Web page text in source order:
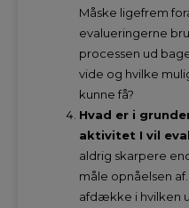
Måske ligefrem
evalueringerne
processen ud
vide og hvilke
kunne få?
Hvad er i
aktivitet I vil
aldrig skarpere
måle opnåelsen
afdække i hvilken